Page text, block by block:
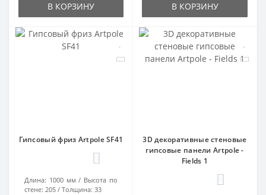
В КОРЗИНУ В КОРЗИНУ
Гипсовый фриз Artpole SF41
Длина: 1000 мм
Высота по
стене: 205 Толщина: 33
3D декоративные стеновые
гипсовые панели Artpole -
Fields 1